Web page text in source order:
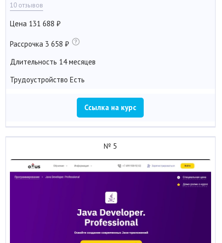
10 отзывов
Цена 131 688
Рассрочка 3 658
Длительность 14 месяцев
Трудоустройство Есть
Ссылка на курс
№ 5